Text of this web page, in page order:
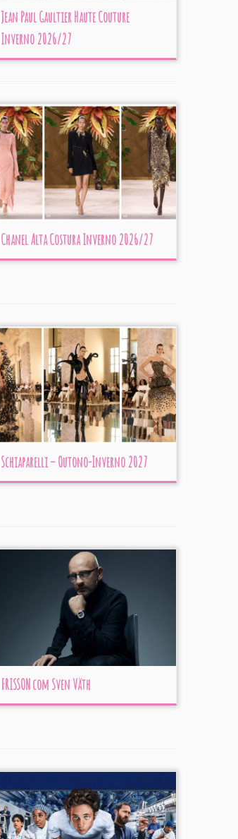
Jean Paul Gaultier Haute Couture
Inverno 2026/27
Chanel Alta Costura Inverno 2026/27
Schiaparelli – Outono-Inverno 2027
FRISSON com Sven Väth